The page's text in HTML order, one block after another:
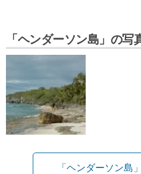
「ヘンダーソン島」の写
「ヘンダーソン島